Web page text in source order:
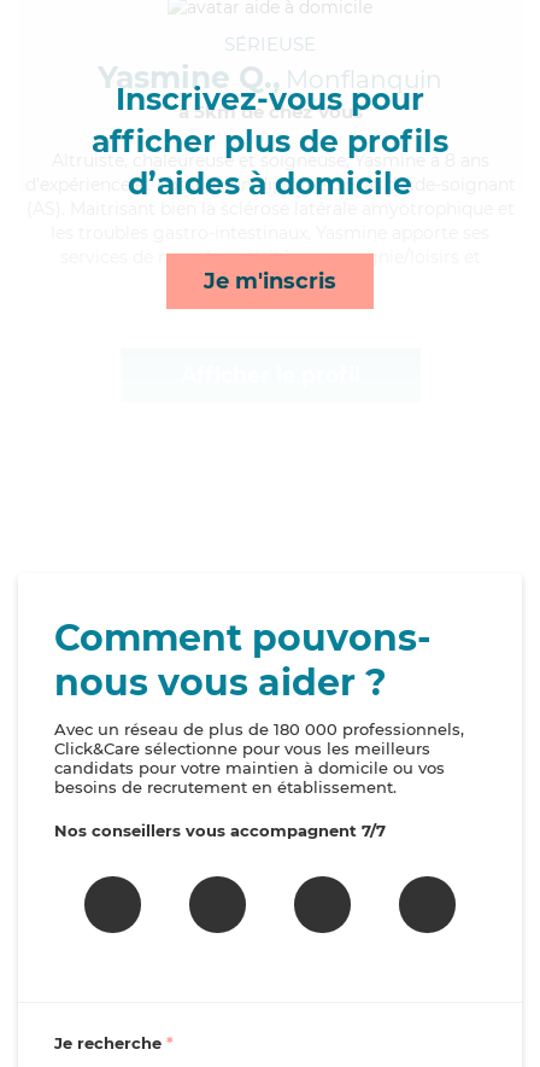
Inscrivez-vous pour
afficher plus de profils
d’aides à domicile
Je m'inscris
SÉRIEUSE
Yasmine Q., Monflanquin
à 5km de chez Vous
, chaleureuse et soigneuse, Yasmine a 8 ans
d'expérience et possède un diplôme d'Etat d'aide-soignant
services de rappels, activités, compagnie/loisirs et
toilette/habillage*
Comment pouvons-
nous vous aider ?
Avec un réseau de plus de 180 000 professionnels,
Click&Care sélectionne pour vous les meilleurs
candidats pour votre maintien à domicile ou vos
besoins de recrutement en établissement.
Nos conseillers vous accompagnent 7/7
Je recherche